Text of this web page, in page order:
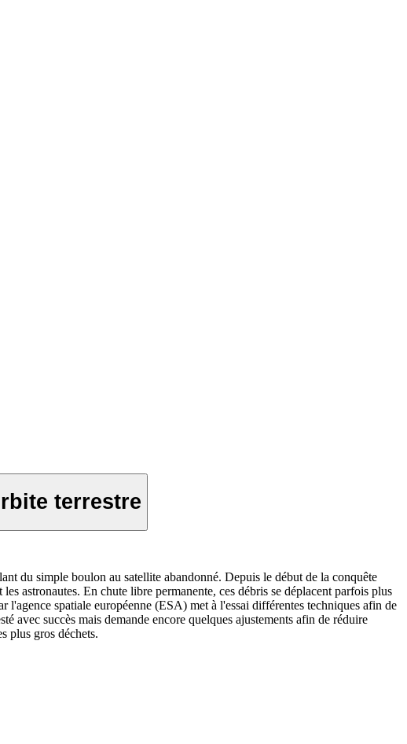
terrestre
du simple boulon au satellite abandonné. Depuis le début de la conquête
astronautes. En chute libre permanente, ces débris se déplacent parfois plus
spatiale européenne (ESA) met à l'essai différentes techniques afin de
avec succès mais demande encore quelques ajustements afin de réduire
plus gros déchets.